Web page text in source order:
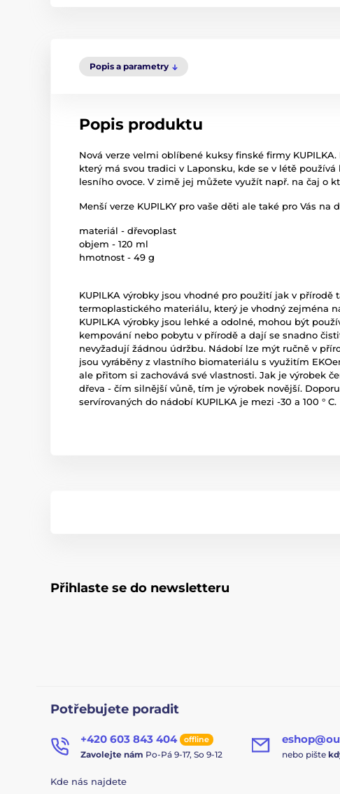
Popis a parametry
Popis produktu
Nová verze velmi oblíbené kuksy finské firmy
který má svou tradici v Laponsku, kde se v létě
lesního ovoce. V zimě jej můžete využít např. na čaj o
Menší verze KUPILKY pro vaše děti ale také pro Vás na
materiál - dřevoplast
objem - 120 ml
hmotnost - 49 g
KUPILKA výrobky jsou vhodné pro použití jak v přírodě
termoplastického materiálu, který je vhodný zejména
KUPILKA výrobky jsou lehké a odolné, mohou být
kempování nebo pobytu v přírodě a dají se snadno
nevyžadují žádnou údržbu. Nádobí lze mýt ručně v
jsou vyráběny z vlastního biomateriálu s využitím
ale přitom si zachovává své vlastnosti. Jak je výrobek
dřeva - čím silnější vůně, tím je výrobek novější.
servírovaných do nádobí KUPILKA je mezi -30 a 100 ° C.
Přihlaste se do newsletteru
Potřebujete poradit
+420 603 843 404 offline
Zavolejte nám Po-Pá 9-17, So 9-12 nebo pište
Kde nás najdete